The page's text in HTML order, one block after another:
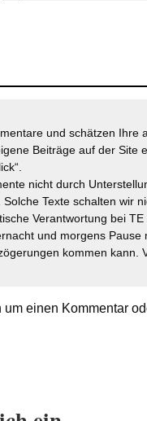
und schätzen Ihre
Beiträge auf der Site
nicht durch
Texte schalten wir
Verantwortung bei
und morgens Pause
kommen kann.
einen Kommentar